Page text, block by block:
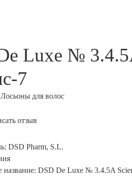
Luxe №
7
Лосьоны для волос
отзыв
DSD Pharm, S.L.
название:DSD De Luxe № 3.4.5A